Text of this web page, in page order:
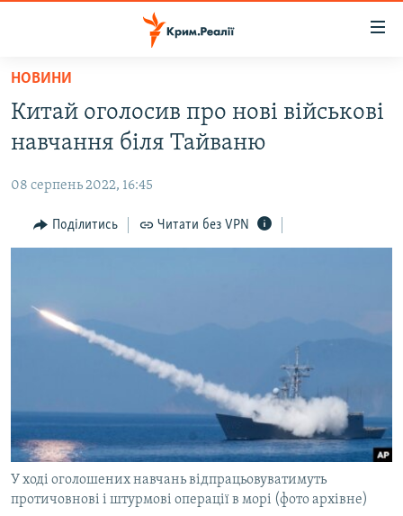
Перейти
основного
матеріалу
до
навігації
Перейти
ПОЛІТИКА
БЛОГИ
ВСЕ ЗА ДЕНЬ
СПЕЦПРОЕКТИ
СВІДЧЕННЯ ОКУПАЦІЇ
УКРАЇНСЬКА ПРОБЛЕМА КРИМУ
ЯК ОБІЙТИ БЛОКУВАННЯ
Русский
Qırımtatar
НОВИНИ
Китай оголосив про нові військові
навчання біля Тайваню
08 серпень 2022, 16:45
Поділитись Читати без VPN
У ході оголошених навчань відпрацьовуватимуть
протичовнові і штурмові операції в морі (фото архівне)